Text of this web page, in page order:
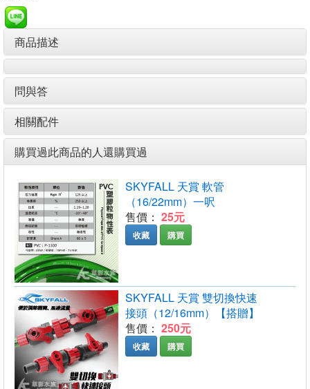
商品描述
問與答
相關配件
購買過此商品的人還購買過
SKYFALL 天賞 軟管
（16/22mm）一呎
售價： 25元
收藏 購買
SKYFALL 天賞 雙切換快速
接頭（12/16mm）【搭贈】
售價： 250元
收藏 購買